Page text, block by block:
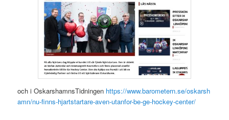
och i OskarshamnsTidningen https://www.barometern.se/oskarsh
amn/nu-finns-hjartstartare-aven-utanfor-be-ge-hockey-center/